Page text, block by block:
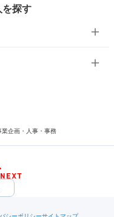
を探す
業企画・人事・事務